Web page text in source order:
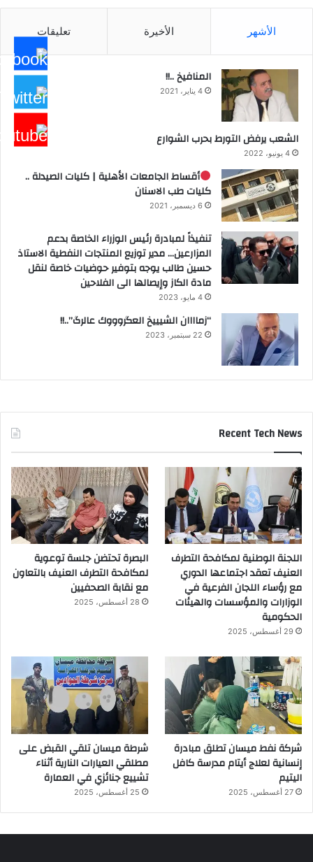
الأشهر الأخيرة تعليقات
المنافيخ ..!!
4 يناير، 2021
الشعب يرفض التورط بحرب الشوارع
4 يونيو، 2022
أقساط الجامعات الأهلية | كليات الصيدلة ..
كليات طب الاسنان
6 ديسمبر، 2021
تنفيذاً لمبادرة رئيس الوزراء الخاصة بدعم
المزارعين… مدير توزيع المنتجات النفطية الاستاذ
حسين طالب يوجه بتوفير حوضيات خاصة لنقل
مادة الكاز وإيصالها الى الفلاحين
4 مايو، 2023
“زماااان الشيييخ العگروووك عالرگ”..!!
22 سبتمبر، 2023
Recent Tech News
اللجنة الوطنية لمكافحة التطرف
العنيف تعقد اجتماعها الدوري
مع رؤساء اللجان الفرعية في
الوزارات والمؤسسات والهيئات
الحكومية
29 أغسطس، 2025
البصرة تحتضن جلسة توعوية
لمكافحة التطرف العنيف بالتعاون
مع نقابة الصحفيين
28 أغسطس، 2025
شركة نفط ميسان تطلق مبادرة
إنسانية لعلاج أيتام مدرسة كافل
اليتيم
27 أغسطس، 2025
شرطة ميسان تلقي القبض على
مطلقي العيارات النارية أثناء
تشييع جنائزي في العمارة
25 أغسطس، 2025